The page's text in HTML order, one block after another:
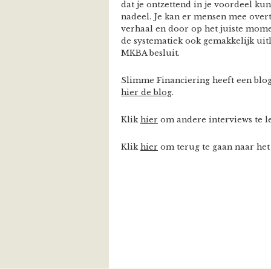
dat je ontzettend in je voordeel
nadeel. Je kan er mensen mee
verhaal en door op het juiste
de systematiek ook gemakkelijk
MKBA besluit.
Slimme Financiering heeft een
hier de blog.
Klik hier om andere interviews te
Klik hier om terug te gaan naar